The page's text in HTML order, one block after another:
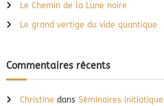
:
Le Chemin de la Lune noire
Le grand vertige du vide quantique
Commentaires récents
Christine dans Séminaires